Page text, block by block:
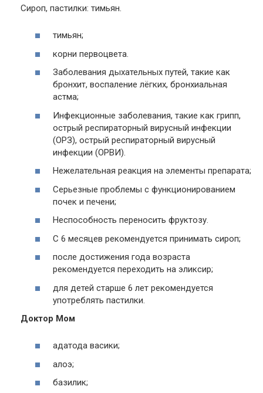
Сироп, пастилки: тимьян.
тимьян;
корни первоцвета.
Заболевания дыхательных путей, такие как
бронхит, воспаление лёгких, бронхиальная
астма;
Инфекционные заболевания, такие как грипп,
острый респираторный вирусный инфекции
(ОРЗ), острый респираторный вирусный
инфекции (ОРВИ).
Нежелательная реакция на элементы препарата;
Серьезные проблемы с функционированием
почек и печени;
Неспособность переносить фруктозу.
С 6 месяцев рекомендуется принимать сироп;
после достижения года возраста
рекомендуется переходить на эликсир;
для детей старше 6 лет рекомендуется
употреблять пастилки.
Доктор Мом
адатода васики;
алоэ;
базилик;